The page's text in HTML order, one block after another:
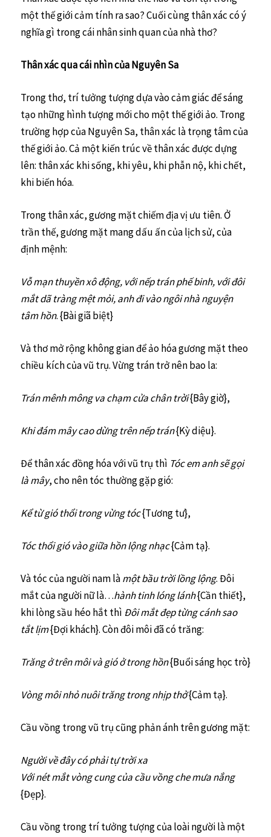
một thế giới cảm tính ra sao? Cuối cùng thân xác có ý
nghĩa gì trong cái nhân sinh quan của nhà thơ?
Thân xác qua cái nhìn của Nguyên Sa
Trong thơ, trí tưởng tượng dựa vào cảm giác để sáng
tạo những hình tượng mới cho một thế giới ảo. Trong
trường hợp của Nguyên Sa, thân xác là trọng tâm của
thế giới ảo. Cả một kiến trúc về thân xác được dựng
lên: thân xác khi sống, khi yêu, khi phẫn nộ, khi chết,
khi biến hóa.
Trong thân xác, gương mặt chiếm địa vị ưu tiên. Ở
trần thế, gương mặt mang dấu ấn của lịch sử, của
định mệnh:
Vỗ mạn thuyền xô động, với nếp trán phế binh, với đôi
mắt dã tràng mệt mỏi, anh đi vào ngôi nhà nguyện
tâm hồn. {Bài giã biệt}
Và thơ mở rộng không gian để ảo hóa gương mặt theo
chiều kích của vũ trụ. Vừng trán trở nên bao la:
Trán mênh mông va chạm cửa chân trời{Bây giờ},
Khi đám mây cao dừng trên nếp trán{Kỳ diệu}.
Để thân xác đồng hóa với vũ trụ thì Tóc em anh sẽ gọi
là mây, cho nên tóc thường gặp gió:
Kể từ gió thổi trong vừng tóc{Tương tư},
Tóc thổi gió vào giữa hồn lộng nhạc{Cảm tạ}.
Và tóc của người nam làmột bầu trời lồng lộng. Đôi
mắt của người nữ là…hành tinhlóng lánh{Cần thiết},
khi lòng sầu héo hắt thì Đôi mắt đẹp từng cánh sao
tắt lịm{Đợi khách}. Còn đôi môi đã có trăng:
Trăng ở trên môi và gió ở trong hồn{Buổi sáng học trò}
Vòng môi nhỏ nuôi trăng trong nhịp thở{Cảm tạ}.
Cầu vồng trong vũ trụ cũng phản ánh trên gương mặt:
Người về đây có phải tự trời xa
Với nét mắt vòng cung của cầu vồng che mưa nắng
{Đẹp}.
Cầu vồng trong trí tưởng tượng của loài người là một